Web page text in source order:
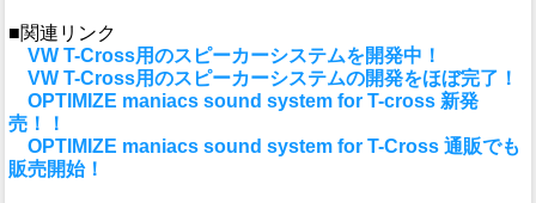
■関連リンク
VW T-Cross用のスピーカーシステムを開発中！
VW T-Cross用のスピーカーシステムの開発をほぼ完了！
OPTIMIZE maniacs sound system for T-cross 新発
売！！
OPTIMIZE maniacs sound system for T-Cross 通販でも
販売開始！